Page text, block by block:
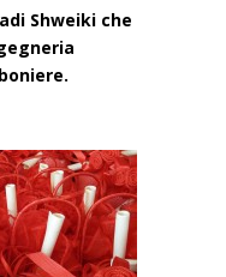
Shweiki che